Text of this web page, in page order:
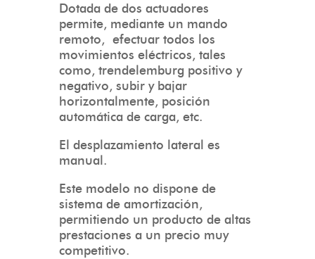
Dotada de dos actuadores
permite, mediante un mando
remoto, efectuar todos los
movimientos eléctricos, tales
como, trendelemburg positivo y
negativo, subir y bajar
horizontalmente, posición
automática de carga, etc.
El desplazamiento lateral es
manual.
Este modelo no dispone de
sistema de amortización,
permitiendo un producto de altas
prestaciones a un precio muy
competitivo.